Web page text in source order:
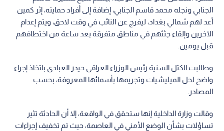
الجنابي ونجله محمد قاسم الجنابي، إضافة إلى أفراد حمايته، إثر كمين
أعد لهم شمالي بغداد، ليفرج عن النائب في وقت لاحق، ويتم إعدام
الآخرين وإلقاء جثثهم في مناطق متفرقة بعد ساعة من اختطافهم
قبل يومين.
وطالبت الكتل السنية رئيس الوزراء العراقي حيدر العبادي باتخاذ إجراء
واضح لحل الميليشيات وتجريمها بأسمائها المعروفة، بحسب
المصادر.
وقالت وزارة الداخلية إنها ستحقق في الواقعة، إلا أن الحادثة تثير
تساؤلات بشأن الوضع الأمني في العاصمة، حيث تم تخفيف إجراءات